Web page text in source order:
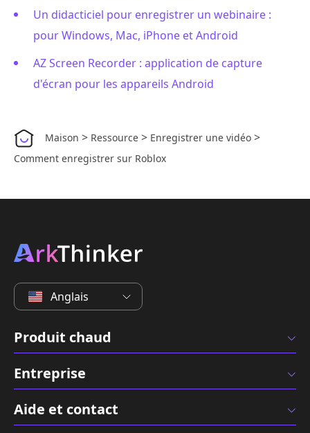
Un didacticiel pour enregistrer un webinaire :
pour Windows, Mac, iPhone et Android
AZ Screen Recorder : application de capture
d'écran pour les appareils Android
Maison > Ressource > Enregistrer une vidéo >
Comment enregistrer sur Roblox
Anglais
Produit chaud
Entreprise
Aide et contact